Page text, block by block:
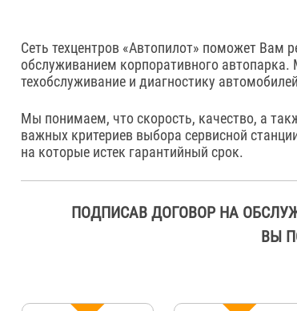
Сеть техцентров «Автопилот» поможет Вам
обслуживанием корпоративного
техобслуживание и диагностику
Мы понимаем, что скорость, качество, а
важных критериев выбора сервисной
на которые истек гарантийный срок.
ПОДПИСАВ ДОГОВОР НА
ВЫ